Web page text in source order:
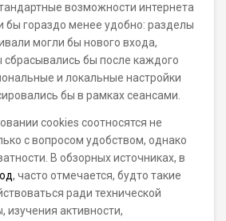
возможности интернета
бы гораздо менее удобно: разделы
могли бы нового входа,
бы после каждого
и локальные настройки
бы в рамках сеансами.
cookies соотносятся не
с вопросом удобством, однако
В обзорных источниках, в
, часто отмечается, будто такие
ради технической
активности,